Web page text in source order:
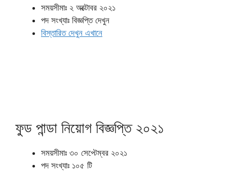
সময়সীমাঃ ২ অক্টোবর ২০২১
পদ সংখ্যাঃ বিজ্ঞপ্তি দেখুন
বিস্তারিত দেখুন এখানে
ফুড পান্ডা নিয়োগ বিজ্ঞপ্তি ২০২১
সময়সীমাঃ ৩০ সেপ্টেম্বর ২০২১
পদ সংখ্যাঃ ১০৫ টি